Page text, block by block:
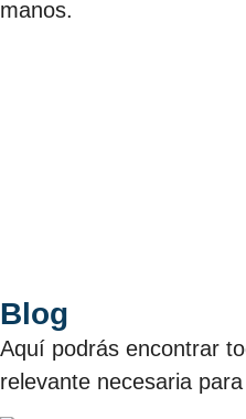
manos.
Blog
Aquí podrás encontrar
relevante necesaria